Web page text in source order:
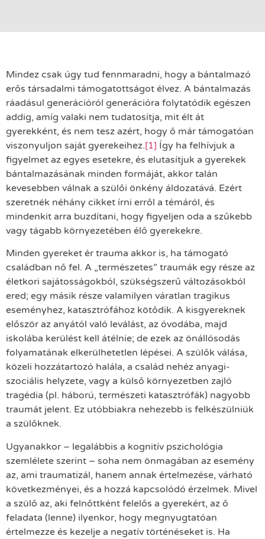
Mindez csak úgy tud fennmaradni, hogy a bántalmazó
erős társadalmi támogatottságot élvez. A bántalmazás
ráadásul generációról generációra folytatódik egészen
addig, amíg valaki nem tudatosítja, mit élt át
gyerekként, és nem tesz azért, hogy ő már támogatóan
viszonyuljon saját gyerekeihez.[1] Így ha felhívjuk a
figyelmet az egyes esetekre, és elutasítjuk a gyerekek
bántalmazásának minden formáját, akkor talán
kevesebben válnak a szülői önkény áldozatává. Ezért
szeretnék néhány cikket írni erről a témáról, és
mindenkit arra buzdítani, hogy figyeljen oda a szűkebb
vagy tágabb környezetében élő gyerekekre.
Minden gyereket ér trauma akkor is, ha támogató
családban nő fel. A „természetes” traumák egy része az
életkori sajátosságokból, szükségszerű változásokból
ered; egy másik része valamilyen váratlan tragikus
eseményhez, katasztrófához kötődik. A kisgyereknek
először az anyától való leválást, az óvodába, majd
iskolába kerülést kell átélnie; de ezek az önállósodás
folyamatának elkerülhetetlen lépései. A szülők válása,
közeli hozzátartozó halála, a család nehéz anyagi-
szociális helyzete, vagy a külső környezetben zajló
tragédia (pl. háború, természeti katasztrófák) nagyobb
traumát jelent. Ez utóbbiakra nehezebb is felkészülniük
a szülőknek.
Ugyanakkor – legalábbis a kognitív pszichológia
szemlélete szerint – soha nem önmagában az esemény
az, ami traumatizál, hanem annak értelmezése, várható
következményei, és a hozzá kapcsolódó érzelmek. Mivel
a szülő az, aki felnőttként felelős a gyerekért, az ő
feladata (lenne) ilyenkor, hogy megnyugtatóan
értelmezze és kezelje a negatív történéseket is. Ha